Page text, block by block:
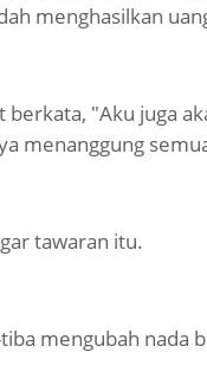
menghasilkan
berkata, "Aku juga
menanggung
tawaran itu.
mengubah nada